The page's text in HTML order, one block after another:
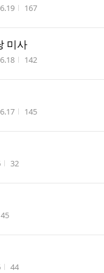
간 조회수
167
미사
간 조회수
142
간 조회수
145
조회수
32
회수
조회수
44